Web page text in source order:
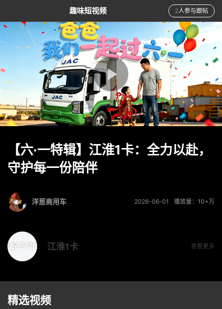
趣味短视频 2人参与跟帖
【六·一特辑】江淮1卡：全力以赴，
守护每一份陪伴
播放量：10+万
2026-06-01
洋葱商用车
江淮1卡 查看更多
精选视频